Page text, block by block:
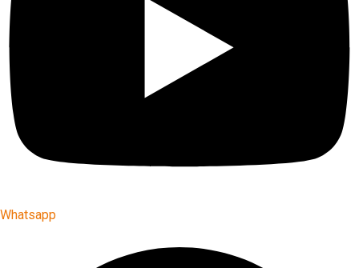
Whatsapp